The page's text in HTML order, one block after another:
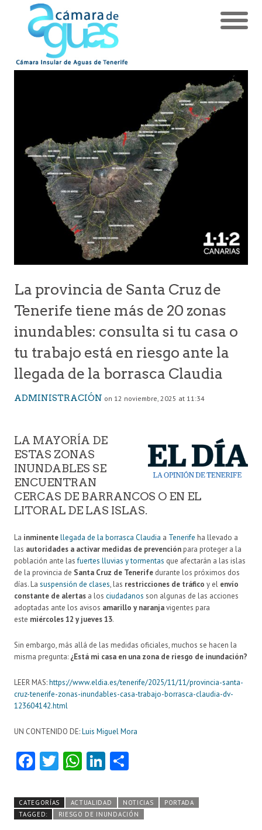
La provincia de Santa Cruz de
Tenerife tiene más de 20 zonas
inundables: consulta si tu casa o
tu trabajo está en riesgo ante la
llegada de la borrasca Claudia
ADMINISTRACIÓN on 12 noviembre, 2025 at 11:34
LA MAYORÍA DE
ESTAS ZONAS
INUNDABLES SE
ENCUENTRAN
CERCAS DE BARRANCOS O EN EL
LITORAL DE LAS ISLAS.
La inminentellegada de la borrasca Claudia a Tenerife ha llevado a
las autoridades a activar medidas de prevención para proteger a la
población ante lasfuertes lluvias y tormentas que afectarán a las islas
de la provincia de Santa Cruz de Tenerife durante los próximos dos
días. La suspensión de clases, las restricciones de tráfico y el envío
constante de alertas a los ciudadanos son algunas de las acciones
adoptadas ante los avisos amarillo y naranjavigentes para
este miércoles 12 y jueves 13.
Sin embargo, más allá de las medidas oficiales, muchos se hacen la
misma pregunta: ¿Está mi casa en una zona de riesgo de inundación?
LEER MAS:https://www.eldia.es/tenerife/2025/11/11/provincia-santa-
cruz-tenerife-zonas-inundables-casa-trabajo-borrasca-claudia-dv-
123604142.html
UN CONTENIDO DE:Luis Miguel Mora
Fa
b
o
T
itt
er
W
ts
A
Li
e
dI
m
pa
CATEGORÍAS ACTUALIDAD NOTICIAS
PORTADA
TAGGED:
RIESGO DE INUNDACIÓN